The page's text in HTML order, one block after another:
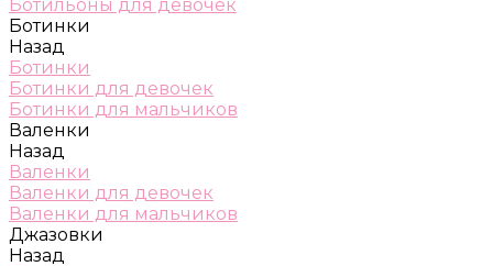
Ботильоны для девочек
Ботинки
Назад
Ботинки
Ботинки для девочек
Ботинки для мальчиков
Валенки
Назад
Валенки
Валенки для девочек
Валенки для мальчиков
Джазовки
Назад